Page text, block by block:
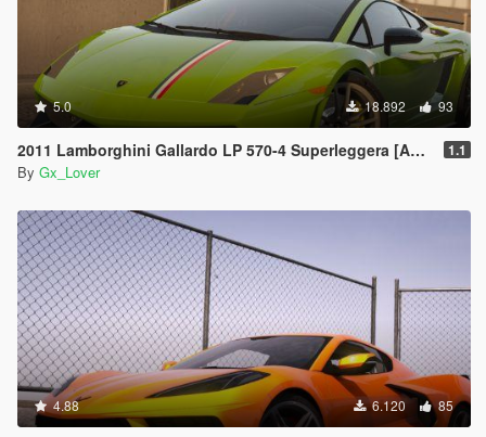
5.0 18.892 93
2011 Lamborghini Gallardo LP 570-4 Superleggera [Add-On | Template] 1.1
By Gx_Lover
4.88 6.120 85